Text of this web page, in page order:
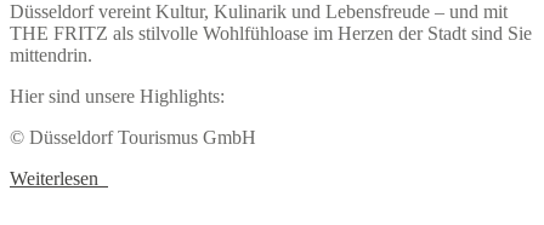
Düsseldorf vereint Kultur, Kulinarik und Lebensfreude – und mit
THE FRITZ als stilvolle Wohlfühloase im Herzen der Stadt sind Sie
mittendrin.
Hier sind unsere Highlights:
© Düsseldorf Tourismus GmbH
Weiterlesen